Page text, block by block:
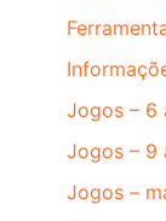
Jogos – 6
Jogos – 9
Jogos –